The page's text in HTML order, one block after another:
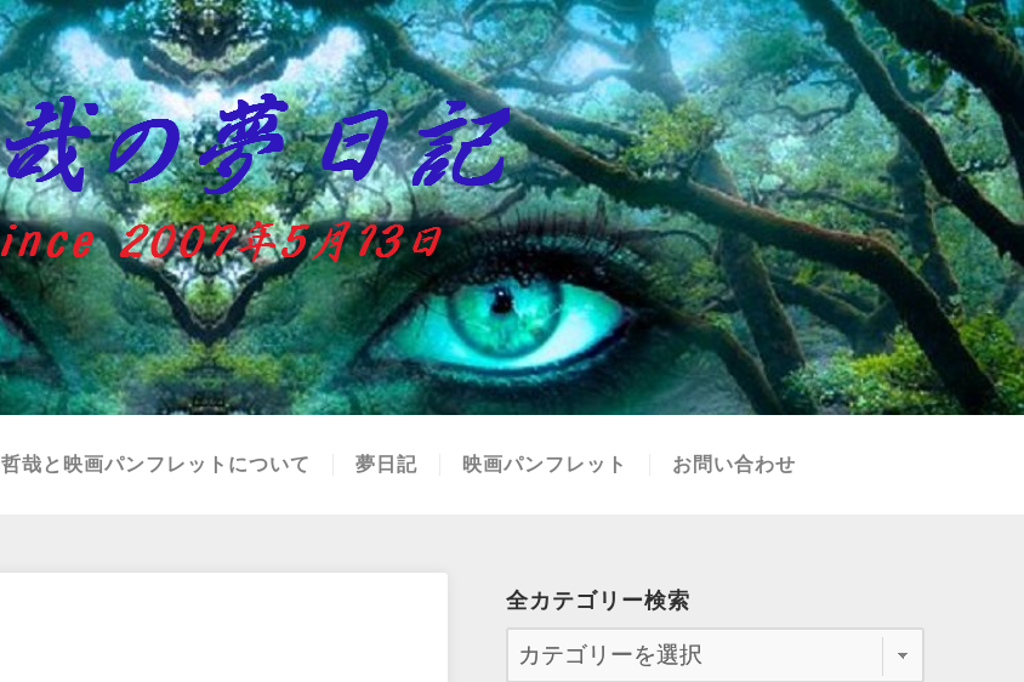
哲哉と映画パンフレットについて 夢日記 映画パンフレット お問い合わせ
全カテゴリー検索